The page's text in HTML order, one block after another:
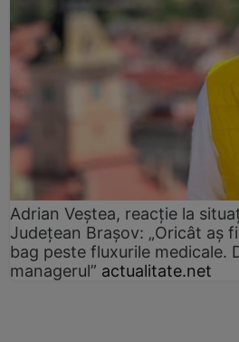
Adrian Veștea, reacție la
Județean Brașov: „Oricât aș
bag peste fluxurile medicale.
managerul” actualitate.net